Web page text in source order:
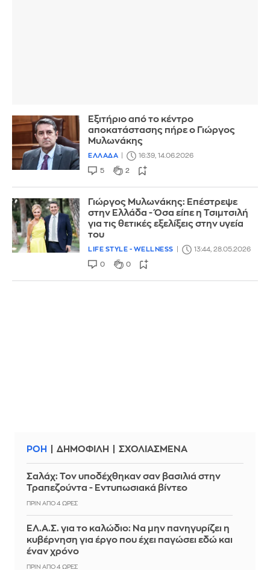
Εξιτήριο από το κέντρο
αποκατάστασης πήρε ο Γιώργος
Μυλωνάκης
ΕΛΛΑΔΑ 16:39, 14.06.2026
5 2
Γιώργος Μυλωνάκης: Επέστρεψε
στην Ελλάδα - Όσα είπε η Τσιμτσιλή
για τις θετικές εξελίξεις στην υγεία
του
LIFE STYLE - WELLNESS 13:44, 28.05.2026
0 0
ΡΟΗ ΔΗΜΟΦΙΛΗ ΣΧΟΛΙΑΣΜΕΝΑ
Σαλάχ: Τον υποδέχθηκαν σαν βασιλιά στην
Τραπεζούντα - Εντυπωσιακά βίντεο
ΠΡΙΝ ΑΠΌ 4 ΏΡΕΣ
ΕΛ.Α.Σ. για το καλώδιο: Να μην πανηγυρίζει η
κυβέρνηση για έργο που έχει παγώσει εδώ και
έναν χρόνο
ΠΡΙΝ ΑΠΌ 4 ΏΡΕΣ